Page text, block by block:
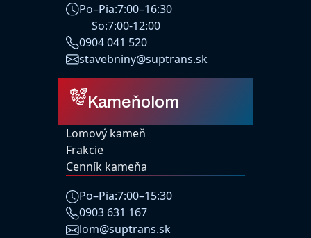
Po–Pia:7:00–16:30
So:7:00-12:00
0904 041 520
stavebniny@suptrans.sk
Kameňolom
Lomový kameň
Frakcie
Cenník kameňa
Po–Pia:7:00–15:30
0903 631 167
lom@suptrans.sk